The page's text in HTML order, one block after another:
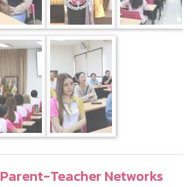
Parent-Teacher Networks